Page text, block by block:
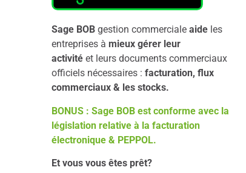
Sage BOB gestion commerciale aide les
entreprises à mieux gérer leur
activité et leurs documents commerciaux
officiels nécessaires : facturation, flux
commerciaux & les stocks.
BONUS : Sage BOB est conforme avec la
législation relative à la facturation
électronique & PEPPOL.
Et vous vous êtes prêt?